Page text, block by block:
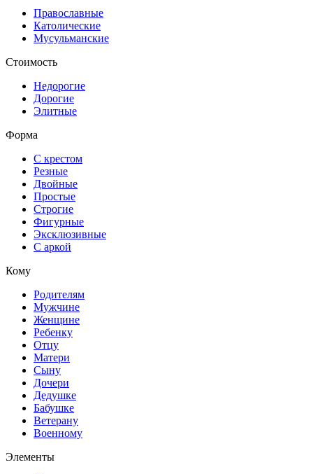
Православные
Католические
Мусульманские
Стоимость
Недорогие
Дорогие
Элитные
Форма
С крестом
Резные
Двойные
Простые
Строгие
Фигурные
Эксклюзивные
С аркой
Кому
Родителям
Мужчине
Женщине
Ребенку
Отцу
Матери
Сыну
Дочери
Дедушке
Бабушке
Ветерану
Военному
Элементы